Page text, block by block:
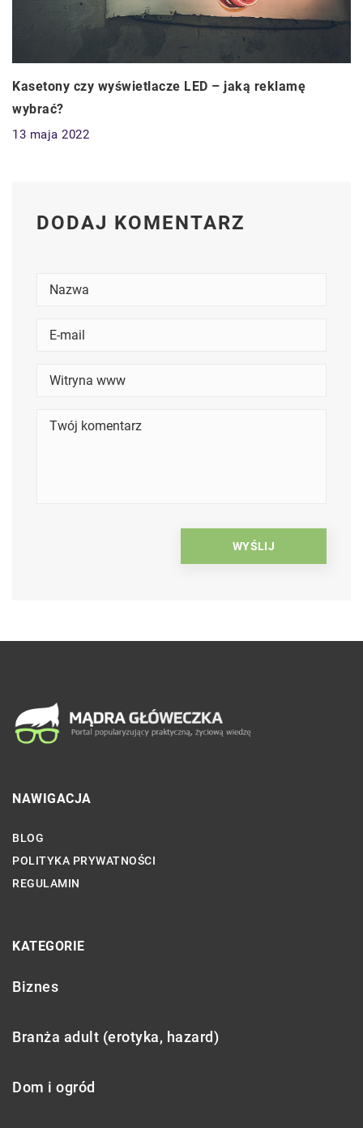
Kasetony czy wyświetlacze LED – jaką reklamę
wybrać?
13 maja 2022
DODAJ KOMENTARZ
NAWIGACJA
BLOG
POLITYKA PRYWATNOŚCI
REGULAMIN
KATEGORIE
Biznes
Branża adult (erotyka, hazard)
Dom i ogród